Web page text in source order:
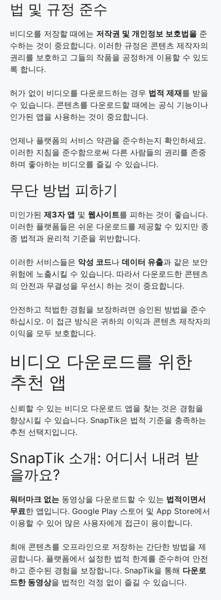
법 및 규정 준수
비디오를 저장할 때에는 저작권 및 개인정보 보호법을 준
수하는 것이 중요합니다. 이러한 규정은 콘텐츠 제작자의
권리를 보호하고 그들의 작품을 공정하게 이용할 수 있도
록 합니다.
허가 없이 비디오를 다운로드하는 경우 법적 제재를 받을
수 있습니다. 콘텐츠를 다운로드할 때에는 공식 기능이나
인가된 앱을 사용하는 것이 중요합니다.
언제나 플랫폼의 서비스 약관을 준수하는지 확인하세요.
이러한 지침을 준수함으로써 다른 사람들의 권리를 존중
하며 좋아하는 비디오를 즐길 수 있습니다.
무단 방법 피하기
미인가된 제3자 앱 및 웹사이트를 피하는 것이 좋습니다.
이러한 플랫폼들은 쉬운 다운로드를 제공할 수 있지만 종
종 법적과 윤리적 기준을 위반합니다.
이러한 서비스들은 악성 코드나 데이터 유출과 같은 보안
위험에 노출시킬 수 있습니다. 따라서 다운로드한 콘텐츠
의 안전과 무결성을 우선시 하는 것이 중요합니다.
안전하고 적법한 경험을 보장하려면 승인된 방법을 준수
하십시오. 이 접근 방식은 귀하의 이익과 콘텐츠 제작자의
이익을 모두 보호합니다.
비디오 다운로드를 위한
추천 앱
신뢰할 수 있는 비디오 다운로드 앱을 찾는 것은 경험을
향상시킬 수 있습니다. SnapTik은 법적 기준을 충족하는
추천 선택지입니다.
SnapTik 소개: 어디서 내려 받
을까요?
워터마크 없는 동영상을 다운로드할 수 있는 법적이면서
무료한 앱입니다. Google Play 스토어 및 App Store에서
이용할 수 있어 많은 사용자에게 접근이 용이합니다.
최애 콘텐츠를 오프라인으로 저장하는 간단한 방법을 제
공합니다. 플랫폼에서 설정한 법적 한계를 준수하여 안전
하고 준수된 경험을 보장합니다. SnapTik을 통해 다운로
드한 동영상을 법적인 걱정 없이 즐길 수 있습니다.